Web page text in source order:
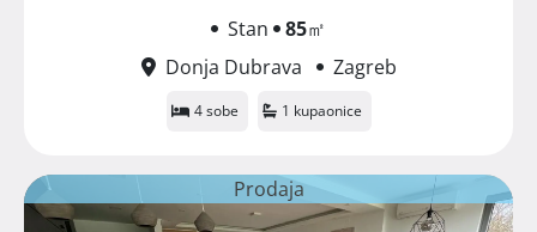
Stan 85㎡
Donja Dubrava
Zagreb
4 sobe 1 kupaonice
Prodaja